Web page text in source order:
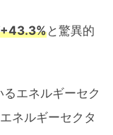
+43.3%と驚異的
エネルギーセク
ネルギーセクタ